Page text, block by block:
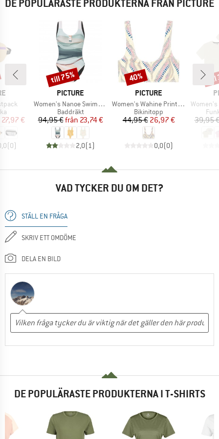
DE POPULÄRASTE PRODUKTERNA FRÅN PICTURE
pris
27,97 €
(0)
VARUMÄRKE
PICTURE
Produkter
Women's Nanoe Swimsuit
Produktgrupp
Baddräkt
Pris
94,95 € Reducerat pris
från 23,74 €
2,0(1)
Rabatt
till 75%
VARUMÄRKE
PICTURE
Produkter
Women's Wahine Printed Top
Produktgrupp
Bikinitopp
Pris
44,95 €Reducerat pris
26,97 €
0,0(0)
Rabatt
40%
Produkter
Women's
39,95
VAD TYCKER DU OM DET?
STÄLL EN FRÅGA
SKRIV ETT OMDÖME
DELA EN BILD
DE POPULÄRASTE PRODUKTERNA I T-SHIRTS